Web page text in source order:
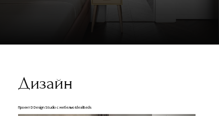
Дизайн
Проект D Design Studio с мебелью IdealBeds